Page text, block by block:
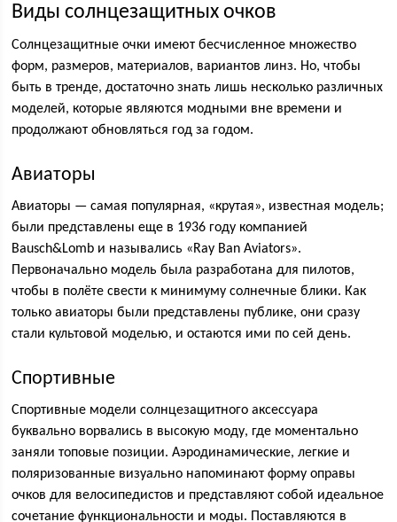
Виды солнцезащитных очков
Солнцезащитные очки имеют бесчисленное множество
форм, размеров, материалов, вариантов линз. Но, чтобы
быть в тренде, достаточно знать лишь несколько различных
моделей, которые являются модными вне времени и
продолжают обновляться год за годом.
Авиаторы
Авиаторы — самая популярная, «крутая», известная модель;
были представлены еще в 1936 году компанией
Bausch&Lomb и назывались «Ray Ban Aviators».
Первоначально модель была разработана для пилотов,
чтобы в полёте свести к минимуму солнечные блики. Как
только авиаторы были представлены публике, они сразу
стали культовой моделью, и остаются ими по сей день.
Спортивные
Спортивные модели солнцезащитного аксессуара
буквально ворвались в высокую моду, где моментально
заняли топовые позиции. Аэродинамические, легкие и
поляризованные визуально напоминают форму оправы
очков для велосипедистов и представляют собой идеальное
сочетание функциональности и моды. Поставляются в